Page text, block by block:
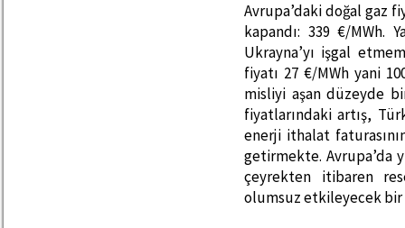
Avrupa’daki doğal gaz
kapandı: 339 €/MWh.
Ukrayna’yı işgal
fiyatı 27 €/MWh yani
misliyi aşan düzeyde
fiyatlarındaki artış,
enerji ithalat
getirmekte. Avrupa’da
çeyrekten itibaren
olumsuz etkileyecek bir